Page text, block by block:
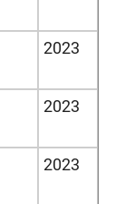
2023
2023
2023